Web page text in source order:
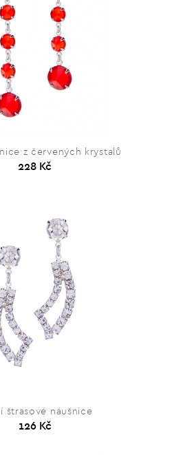
z červených krystalů
228 Kč
štrasové náušnice
126 Kč